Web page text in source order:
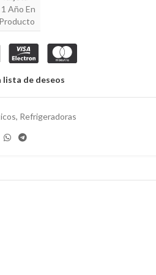
Año En
lista de deseos
, Refrigeradoras